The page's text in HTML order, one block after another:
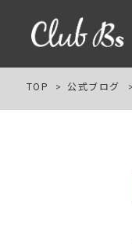
TOP 公式ブログ